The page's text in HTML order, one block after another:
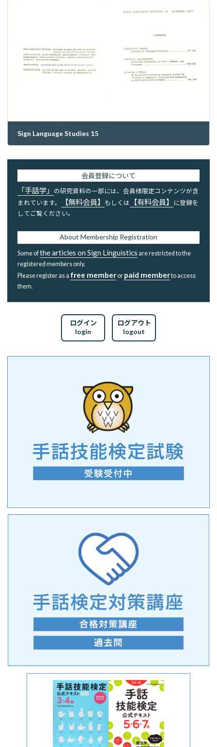
Sign Language Studies 15
会員登録について
「手話学」
の研究資料の一部には、会員様限定コンテンツが含
まれています。
【無料会員】 もしくは 【有料会員】
に登録を
してご覧ください。
About Membership Registration
Some ofthe articles on Sign Linguistics are restricted to the
registered members only.
Please register as a free memberor paid memberto access
them.
ログイン
login
ログアウト
logout